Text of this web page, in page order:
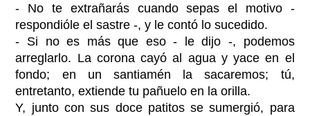
- No te extrañarás cuando sepas el motivo -
respondióle el sastre -, y le contó lo sucedido.
- Si no es más que eso - le dijo -, podemos
arreglarlo. La corona cayó al agua y yace en el
fondo; en un santiamén la sacaremos; tú,
entretanto, extiende tu pañuelo en la orilla.
Y, junto con sus doce patitos se sumergió, para